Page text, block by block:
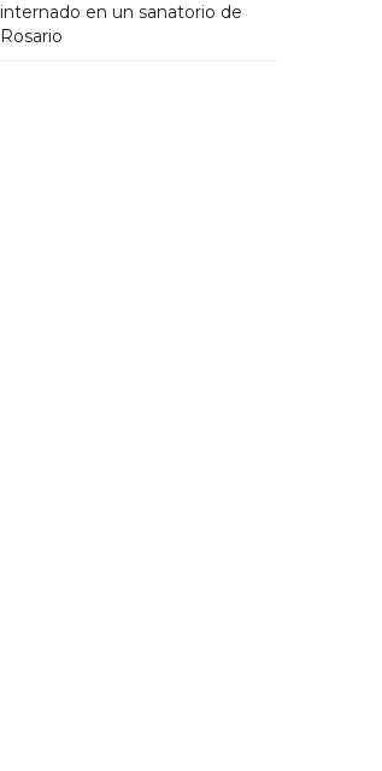
internado en un sanatorio de
Rosario